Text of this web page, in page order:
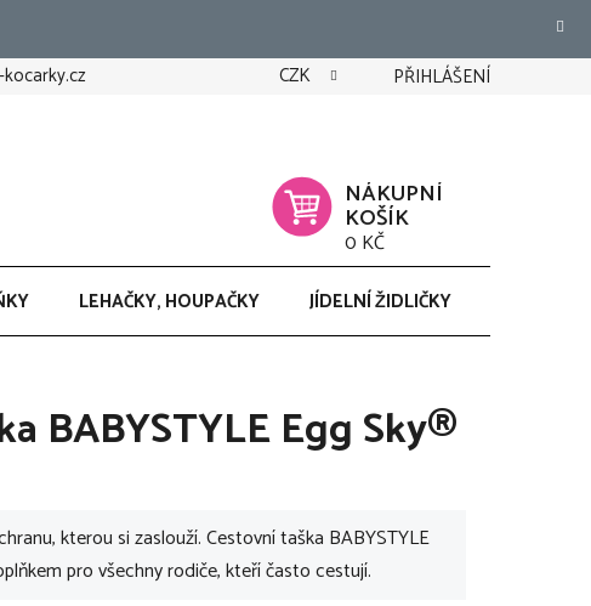
CZK PŘIHLÁŠENÍ
NÁKUPNÍ
KOŠÍK
0 KČ
LEHAČKY, HOUPAČKY JÍDELNÍ ŽIDLIČKY
BABYSTYLE Egg Sky®
kterou si zaslouží. Cestovní taška BABYSTYLE
pro všechny rodiče, kteří často cestují.